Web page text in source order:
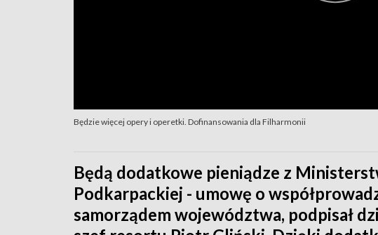
Będzie więcej opery i operetki. Dofinansowania dla Filharmonii
Będą dodatkowe pieniądze z
Podkarpackiej - umowę o
samorządem województwa, podpisał